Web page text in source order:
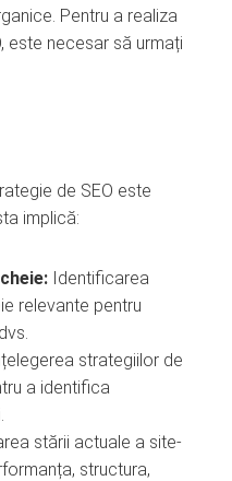
Pentru a realiza
este necesar să urmați
de SEO este
implică:
Identificarea
relevante pentru
strategiilor de
a identifica
stării actuale a site-
structura,